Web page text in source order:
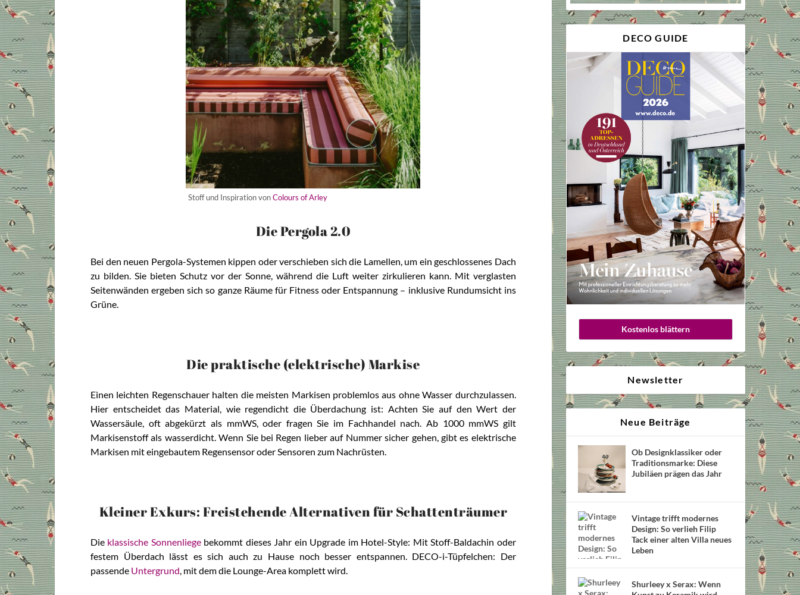
Stoff und Inspiration vonColours of Arley
Die Pergola 2.0
Bei den neuen Pergola-Systemen kippen oder verschieben sich die Lamellen, um ein geschlossenes Dach
zu bilden. Sie bieten Schutz vor der Sonne, während die Luft weiter zirkulieren kann. Mit verglasten
Seitenwänden ergeben sich so ganze Räume für Fitness oder Entspannung – inklusive Rundumsicht ins
Grüne.
Die praktische (elektrische) Markise
Einen leichten Regenschauer halten die meisten Markisen problemlos aus ohne Wasser durchzulassen.
Hier entscheidet das Material, wie regendicht die Überdachung ist: Achten Sie auf den Wert der
Wassersäule, oft abgekürzt als mmWS, oder fragen Sie im Fachhandel nach. Ab 1000 mmWS gilt
Markisenstoff als wasserdicht. Wenn Sie bei Regen lieber auf Nummer sicher gehen, gibt es elektrische
Markisen mit eingebautem Regensensor oder Sensoren zum Nachrüsten.
Kleiner Exkurs: Freistehende Alternativen für Schattenträumer
Die klassische Sonnenliegebekommt dieses Jahr ein Upgrade im Hotel-Style: Mit Stoff-Baldachin oder
festem Überdach lässt es sich auch zu Hause noch besser entspannen. DECO-i-Tüpfelchen: Der
passende Untergrund, mit dem die Lounge-Area komplett wird.
DECO GUIDE
Kostenlos blättern
Newsletter
Neue Beiträge
Ob Designklassiker oder
Traditionsmarke: Diese
Jubiläen prägen das Jahr
Vintage trifft modernes
Design: So verlieh Filip
Tack einer alten Villa neues
Leben
Shurleey x Serax: Wenn